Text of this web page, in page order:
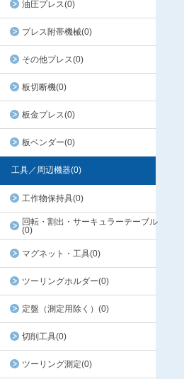
油圧プレス(0)
プレス附帯機械(0)
その他プレス(0)
板切断機(0)
板金プレス(0)
板ベンダー(0)
工具／周辺機器(0)
工作物保持具(0)
回転・割出・サーキュラーテーブル
(0)
マグネット・工具(0)
ツーリングホルダー(0)
定盤（測定用除く）(0)
切削工具(0)
ツーリング測定(0)